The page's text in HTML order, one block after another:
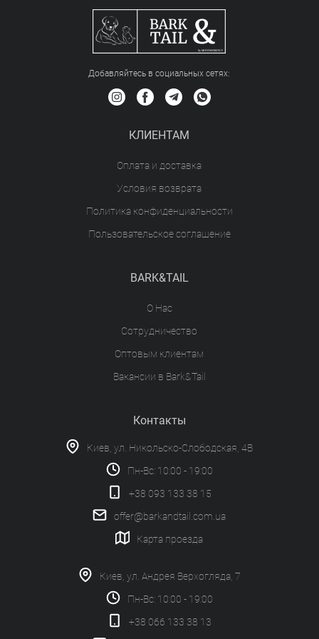
Добавляйтесь в социальных сетяx:
КЛИЕНТАМ
Оплата и доставка
Условия возврата
Политика конфиденциальности
Пользовательское соглашение
BARK&TAIL
О Нас
Сотрудничество
Оптовым клиентам
Вакансии в Bark&Tail
Контакты
Киев, ул. Никольско-Слободская, 4В
Пн-Вс: 10:00 - 19:00
+38 093 133 38 15
offer@barkandtail.com.ua
Карта проезда
Киев, ул. Андрея Верхогляда, 7
Пн-Вс: 10:00 - 19:00
+38 066 133 38 13